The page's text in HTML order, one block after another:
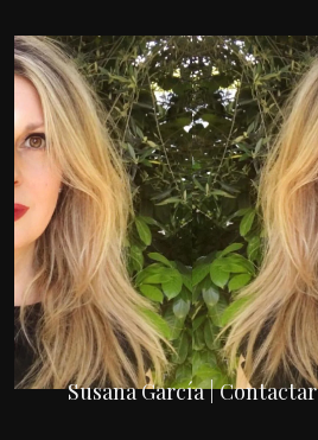
Susana García | Contactar